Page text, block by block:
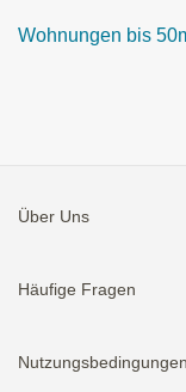
Wohnungen bis
Über Uns
Häufige Fragen
Nutzungsbedingungen